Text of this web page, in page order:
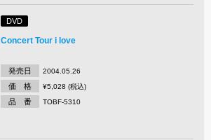
DVD
Concert Tour i love
発売日 2004.05.26
価 格 ¥5,028 (税込)
品 番 TOBF-5310